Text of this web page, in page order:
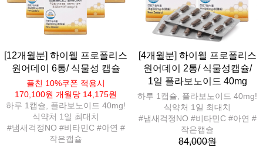
[12개월분] 하이웰 프로폴리스
원어데이 6통/ 식물성 캡슐
플친 10%쿠폰 적용시
170,100원 개월당 14,175원
하루 1캡슐, 플라보노이드 40mg!
식약처 1일 최대치
#냄새걱정NO #비타민C #아연 #
작은캡슐
[4개월분] 하이웰 프로폴리스
원어데이 2통/ 식물성캡슐/
1일 플라보노이드 40mg
하루 1캡슐, 플라보노이드 40mg!
식약처 1일 최대치
#냄새걱정NO #비타민C #아연 #
작은캡슐
84,000원